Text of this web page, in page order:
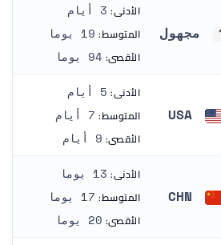
مجهول
الأدنى: 3 أيام
المتوسط: 19 يوما
الأقصى: 94 يوما
USA
الأدنى: 5 أيام
المتوسط: 7 أيام
الأقصى: 9 أيام
الأدنى: 13 يوما
المتوسط: 17 يوما
الأقصى: 20 يوما